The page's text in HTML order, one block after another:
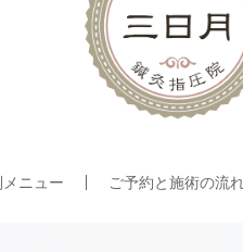
ニュー ご予約と施術の流